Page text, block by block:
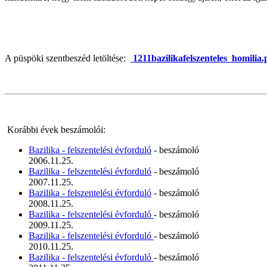
A püspöki szentbeszéd letöltése:
Korábbi évek beszámolói:
Bazilika - felszentelési évforduló - beszámoló
2006.11.25.
Bazilika - felszentelési évforduló - beszámoló
2007.11.25.
Bazilika - felszentelési évforduló - beszámoló
2008.11.25.
Bazilika - felszentelési évforduló - beszámoló
2009.11.25.
Bazilika - felszentelési évforduló - beszámoló
2010.11.25.
Bazilika - felszentelési évforduló - beszámoló